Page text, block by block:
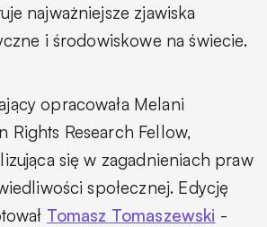
najważniejsze zjawiska
i środowiskowe na świecie.
opracowała Melani
Rights Research Fellow,
się w zagadnieniach praw
społecznej. Edycję
Tomasz Tomaszewski -